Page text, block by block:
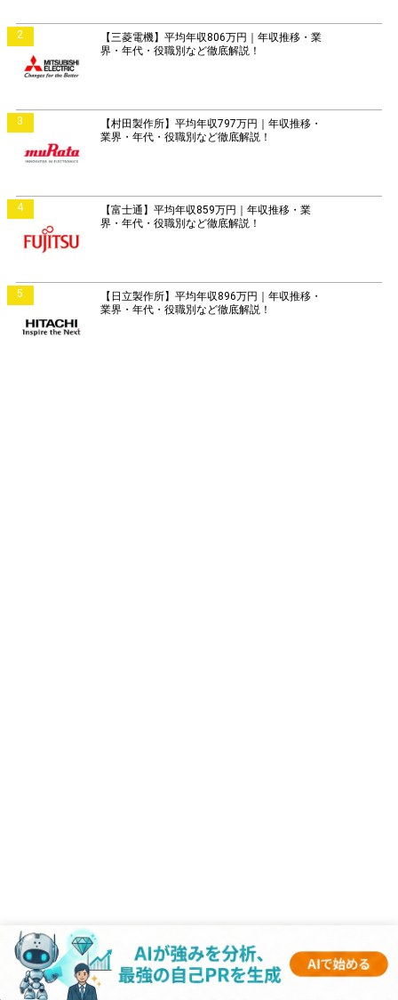
2
【三菱電機】平均年収806万円｜年収推移・業
界・年代・役職別など徹底解説！
3
【村田製作所】平均年収797万円｜年収推移・
業界・年代・役職別など徹底解説！
4
【富士通】平均年収859万円｜年収推移・業
界・年代・役職別など徹底解説！
5
【日立製作所】平均年収896万円｜年収推移・
業界・年代・役職別など徹底解説！